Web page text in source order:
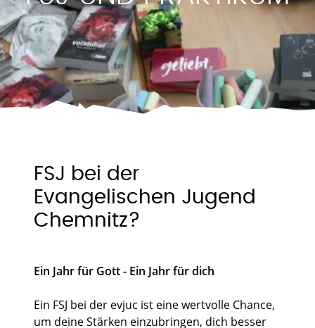
FSJ bei der
Evangelischen Jugend
Chemnitz?
Ein Jahr für Gott - Ein Jahr für dich
Ein FSJ bei der evjuc ist eine wertvolle Chance,
um deine Stärken einzubringen, dich besser